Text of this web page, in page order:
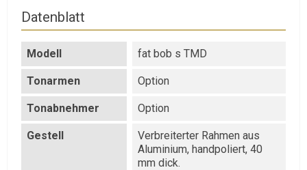
Datenblatt
Modell fat bob s TMD
Tonarmen Option
Tonabnehmer Option
Gestell
Verbreiterter Rahmen aus
Aluminium, handpoliert, 40
mm dick.